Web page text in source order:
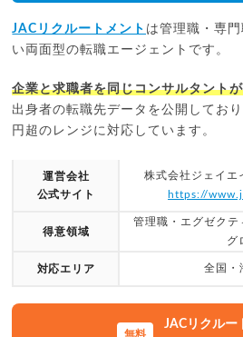
JACリクルートメント は管理職・専
い両面型の転職エージェントです。
企業と求職者を同じコンサルタント
出身者の転職先データを公開してお
円超のレンジに対応しています。
運営会社
公式サイト
株式会社ジェイエ
https://
得意領域
管理職・エグゼク
グ
対応エリア 全国・
JACリクルー